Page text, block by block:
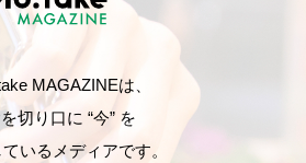
MAGAZINEは、
切り口に “今” を
いるメディアです。